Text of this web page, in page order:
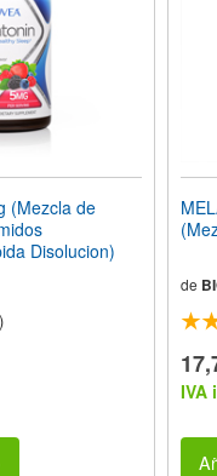
(Mezcla de
Disolucion)
de
IVA